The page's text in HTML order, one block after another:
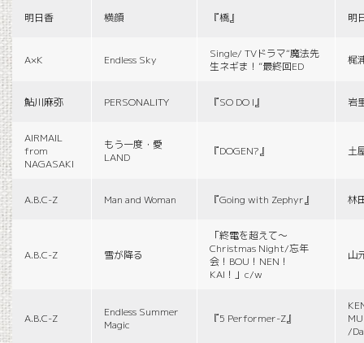
明日香 横顔 『橋』 明
A×K Endless Sky
Single/ TVドラマ“魔法先
生ネギま！”最終回ED
梶
鮎川麻弥 PERSONALITY 『SO DO I』 岩
AIRMAIL
from
NAGASAKI
もう一度・愛
LAND
『DOGEN?』 土
A.B.C-Z Man and Woman 『Going with Zephyr』 林
A.B.C-Z 雪が降る
「終電を超えて～
Christmas Night/忘年
会！BOU！NEN！
KAI！」c/w
山
A.B.C-Z
Endless Summer
Magic
『5 Performer-Z』
/